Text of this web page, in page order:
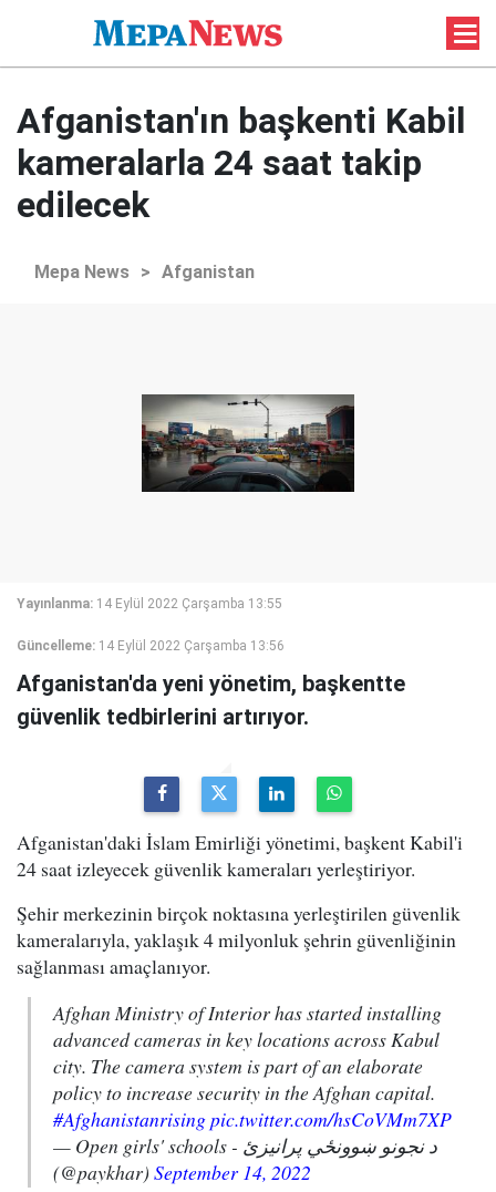
Afganistan'ın başkenti Kabil
kameralarla 24 saat takip
edilecek
Mepa News > Afganistan
Yayınlanma: 14 Eylül 2022 Çarşamba 13:55
Güncelleme: 14 Eylül 2022 Çarşamba 13:56
Afganistan'da yeni yönetim, başkentte
güvenlik tedbirlerini artırıyor.
Afganistan'daki İslam Emirliği yönetimi, başkent Kabil'i
24 saat izleyecek güvenlik kameraları yerleştiriyor.
Şehir merkezinin birçok noktasına yerleştirilen güvenlik
kameralarıyla, yaklaşık 4 milyonluk şehrin güvenliğinin
sağlanması amaçlanıyor.
Afghan Ministry of Interior has started installing
advanced cameras in key locations across Kabul
city. The camera system is part of an elaborate
policy to increase security in the Afghan capital.
#Afghanistanrisingpic.twitter.com/hsCoVMm7XP
— Open girls' schools - د نجونو ښوونځي پرانیزئ
(@paykhar) September 14, 2022